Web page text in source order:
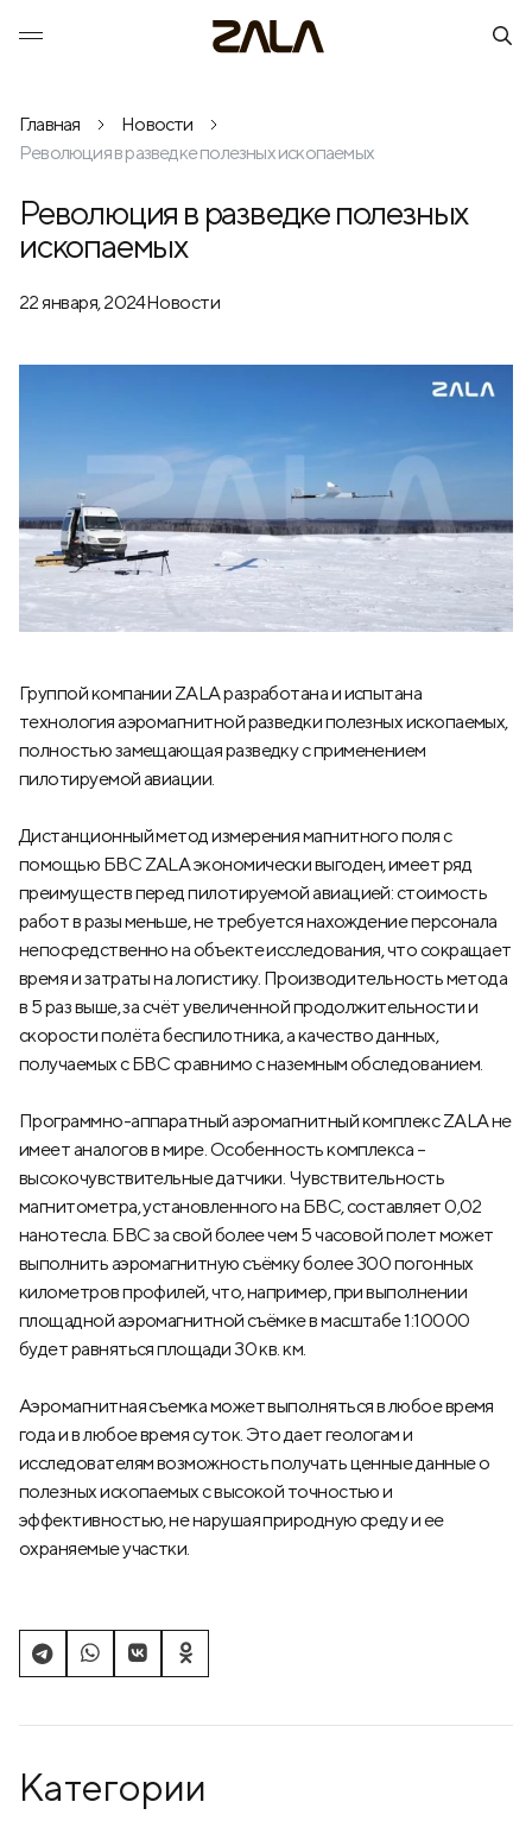
Главная
Новости
Революция в разведке полезных ископаемых
Революция в разведке полезных
ископаемых
22 января, 2024Новости
Группой компании ZALA разработана и испытана
технология аэромагнитной разведки полезных ископаемых,
полностью замещающая разведку с применением
пилотируемой авиации.
Дистанционный метод измерения магнитного поля с
помощью БВС ZALA экономически выгоден, имеет ряд
преимуществ перед пилотируемой авиацией: стоимость
работ в разы меньше, не требуется нахождение персонала
непосредственно на объекте исследования, что сокращает
время и затраты на логистику. Производительность метода
в 5 раз выше, за счёт увеличенной продолжительности и
скорости полёта беспилотника, а качество данных,
получаемых с БВС сравнимо с наземным обследованием.
Программно-аппаратный аэромагнитный комплекс ZALA не
имеет аналогов в мире. Особенность комплекса –
высокочувствительные датчики. Чувствительность
магнитометра, установленного на БВС, составляет 0,02
нанотесла. БВС за свой более чем 5 часовой полет может
выполнить аэромагнитную съёмку более 300 погонных
километров профилей, что, например, при выполнении
площадной аэромагнитной съёмке в масштабе 1:10000
будет равняться площади 30 кв. км.
Аэромагнитная съемка может выполняться в любое время
года и в любое время суток. Это дает геологам и
исследователям возможность получать ценные данные о
полезных ископаемых с высокой точностью и
эффективностью, не нарушая природную среду и ее
охраняемые участки.
Категории